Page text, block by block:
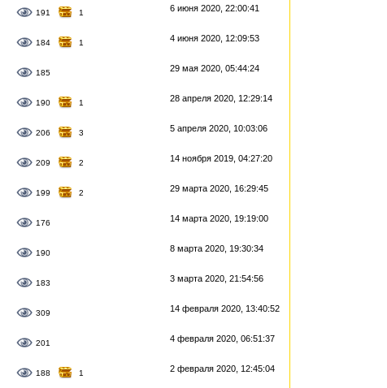
191 1 6 июня 2020, 22:00:41
184 1 4 июня 2020, 12:09:53
185 29 мая 2020, 05:44:24
190 1 28 апреля 2020, 12:29:14
206 3 5 апреля 2020, 10:03:06
209 2 14 ноября 2019, 04:27:20
199 2 29 марта 2020, 16:29:45
176 14 марта 2020, 19:19:00
190 8 марта 2020, 19:30:34
183 3 марта 2020, 21:54:56
309 14 февраля 2020, 13:40:52
201 4 февраля 2020, 06:51:37
188 1 2 февраля 2020, 12:45:04